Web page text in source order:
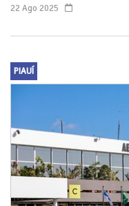
22 Ago 2025
PIAUÍ